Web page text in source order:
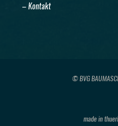
– Kontakt
© BVG
made in